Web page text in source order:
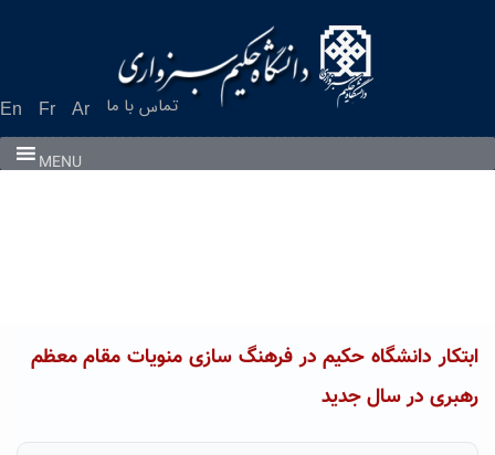
En Fr Ar تماس با ما
MENU
ابتکار دانشگاه حکیم در فرهنگ سازی منویات مقام معظم
رهبری در سال جدید